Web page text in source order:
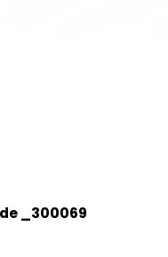
_300069